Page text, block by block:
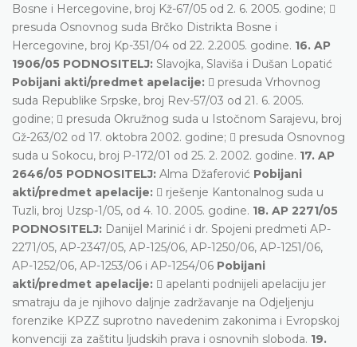
Bosne i Hercegovine, broj Kž-67/05 od 2. 6. 2005. godine; 
presuda Osnovnog suda Brčko Distrikta Bosne i
Hercegovine, broj Kp-351/04 od 22. 2.2005. godine. 16. AP
1906/05 PODNOSITELJ: Slavojka, Slaviša i Dušan Lopatić
Pobijani akti/predmet apelacije:  presuda Vrhovnog
suda Republike Srpske, broj Rev-57/03 od 21. 6. 2005.
godine;  presuda Okružnog suda u Istočnom Sarajevu, broj
Gž-263/02 od 17. oktobra 2002. godine;  presuda Osnovnog
suda u Sokocu, broj P-172/01 od 25. 2. 2002. godine. 17. AP
2646/05 PODNOSITELJ: Alma Džaferović Pobijani
akti/predmet apelacije:  rješenje Kantonalnog suda u
Tuzli, broj Uzsp-1/05, od 4. 10. 2005. godine. 18. AP 2271/05
PODNOSITELJ: Danijel Marinić i dr. Spojeni predmeti AP-
2271/05, AP-2347/05, AP-125/06, AP-1250/06, AP-1251/06,
AP-1252/06, AP-1253/06 i AP-1254/06 Pobijani
akti/predmet apelacije:  apelanti podnijeli apelaciju jer
smatraju da je njihovo daljnje zadržavanje na Odjeljenju
forenzike KPZZ suprotno navedenim zakonima i Evropskoj
konvenciji za zaštitu ljudskih prava i osnovnih sloboda. 19.